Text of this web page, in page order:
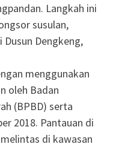
Langkah ini
susulan,
Dengkeng,
menggunakan
oleh Badan
(BPBD) serta
2018. Pantauan di
di kawasan